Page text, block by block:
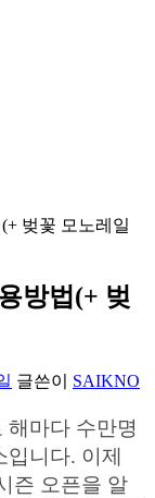
벚꽃 모노레일
방법(+ 벚
글쓴이 SAIKNO
해마다 수만명
입니다. 이제
즌 오픈을 알